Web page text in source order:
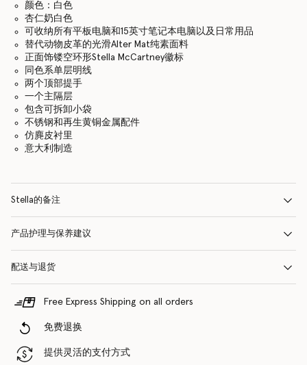
颜色：白色
杏仁奶白色
可收纳所有平板电脑和15英寸笔记本电脑以及日常用品
替代动物皮革的光滑Alter Mat纯素面料
正面饰镂空环形Stella McCartney徽标
同色系单层明线
两个顶部提手
一个主隔层
包含可拆卸小袋
不锈钢和再生黄铜金属配件
仿麂皮衬里
意大利制造
Stella的备注
产品护理与保养建议
配送与退货
Free Express Shipping on all orders
免费退换
提供灵活的支付方式